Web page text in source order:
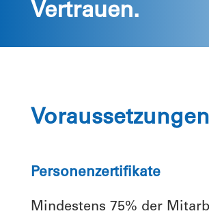
Vertrauen.
Voraussetzungen
Personenzertifikate
Mindestens 75% der